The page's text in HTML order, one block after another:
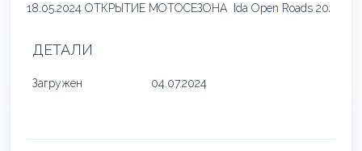
18.05.2024 ОТКРЫТИЕ МОТОСЕЗОНА Ida Open Roads 2024
ДЕТАЛИ
Загружен 04.07.2024